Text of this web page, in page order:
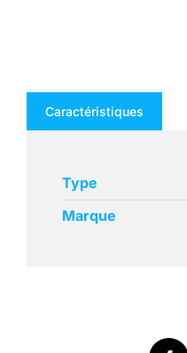
Caractéristiques
Type
Marque